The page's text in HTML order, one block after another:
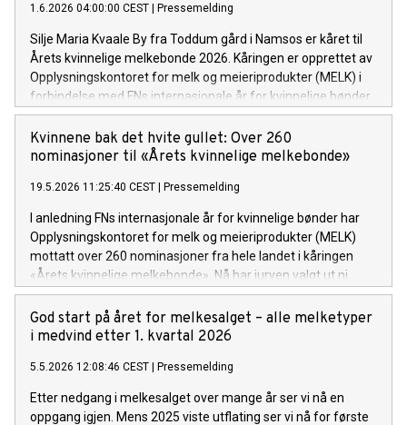
1.6.2026 04:00:00 CEST | Pressemelding
Silje Maria Kvaale By fra Toddum gård i Namsos er kåret til
Årets kvinnelige melkebonde 2026. Kåringen er opprettet av
Opplysningskontoret for melk og meieriprodukter (MELK) i
forbindelse med FNs internasjonale år for kvinnelige bønder.
Kvinnene bak det hvite gullet: Over 260
nominasjoner til «Årets kvinnelige melkebonde»
19.5.2026 11:25:40 CEST | Pressemelding
I anledning FNs internasjonale år for kvinnelige bønder har
Opplysningskontoret for melk og meieriprodukter (MELK)
mottatt over 260 nominasjoner fra hele landet i kåringen
«Årets kvinnelige melkebonde». Nå har juryen valgt ut ni
delfinalister.
God start på året for melkesalget – alle melketyper
i medvind etter 1. kvartal 2026
5.5.2026 12:08:46 CEST | Pressemelding
Etter nedgang i melkesalget over mange år ser vi nå en
oppgang igjen. Mens 2025 viste utflating ser vi nå for første